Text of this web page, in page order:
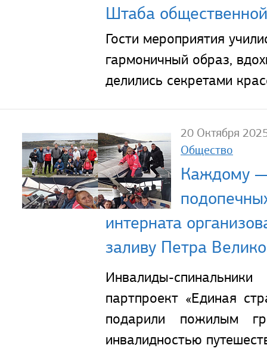
Штаба
Гости мероприятия
гармоничный образ,
делились секретами
20 Октября
Общество
Каждому
интерната
заливу Петра
Инвалиды-
партпроект «Единая
подарили пожилым
инвалидностью